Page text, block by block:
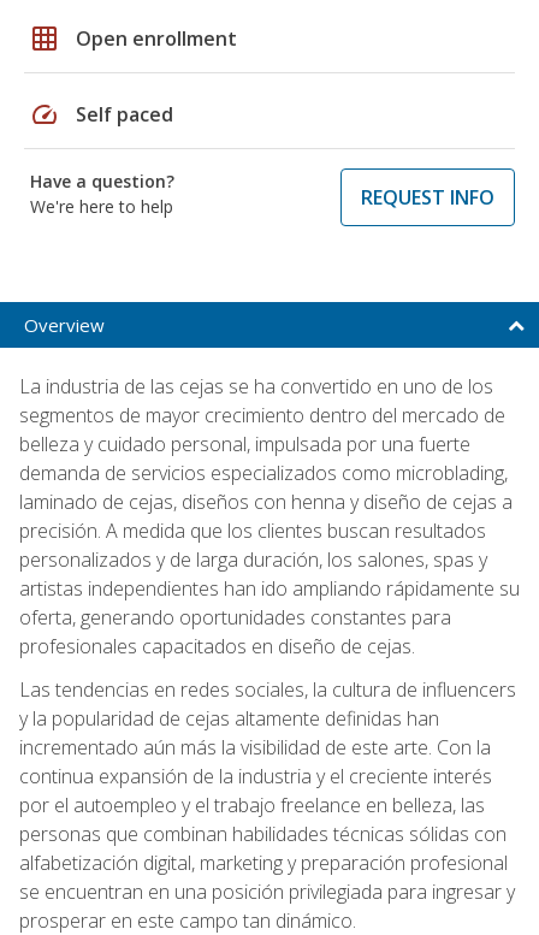
grid_on Open enrollment
speed Self paced
Have a question?
We're here to help
REQUEST INFO
Overview
La industria de las cejas se ha convertido en uno de los
segmentos de mayor crecimiento dentro del mercado de
belleza y cuidado personal, impulsada por una fuerte
demanda de servicios especializados como microblading,
laminado de cejas, diseños con henna y diseño de cejas a
precisión. A medida que los clientes buscan resultados
personalizados y de larga duración, los salones, spas y
artistas independientes han ido ampliando rápidamente su
oferta, generando oportunidades constantes para
profesionales capacitados en diseño de cejas.
Las tendencias en redes sociales, la cultura de influencers
y la popularidad de cejas altamente definidas han
incrementado aún más la visibilidad de este arte. Con la
continua expansión de la industria y el creciente interés
por el autoempleo y el trabajo freelance en belleza, las
personas que combinan habilidades técnicas sólidas con
alfabetización digital, marketing y preparación profesional
se encuentran en una posición privilegiada para ingresar y
prosperar en este campo tan dinámico.